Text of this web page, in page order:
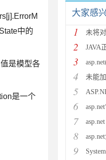
中的
是模型各
是一个
大家感
1 未将对
2 JAVA
3
4 未能加载
5
6
7
8
9